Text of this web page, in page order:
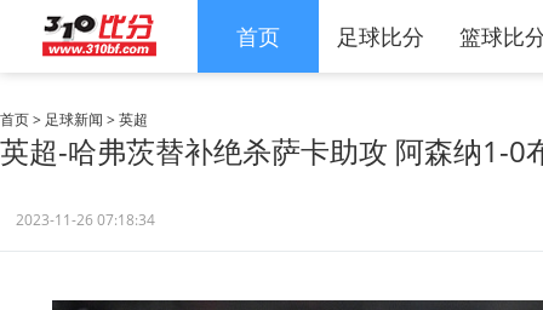
首页 足球比分 篮球比
首页> 足球新闻 >英超
英超-哈弗茨替补绝杀萨卡助攻 阿森纳1-0
2023-11-26 07:18:34